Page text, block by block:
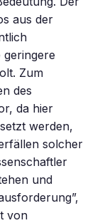
aus der
geringere
Zum
des
da hier
werden,
solcher
und
von